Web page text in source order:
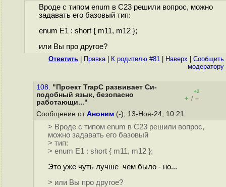
Вроде с типом enum в C23 решили вопрос, можно
задавать его базовый тип:
enum E1 : short { m11, m12 };
или Вы про другое?
Ответить Правка| К родителю #81 Наверх
Cообщить
модератору
108. "Проект TrapC развивает Си-
подобный язык, безопасно
работающи..."
+2
+ / –
Сообщение от Аноним (-), 13-Ноя-24, 10:21
> Вроде с типом enum в C23 решили вопрос,
можно задавать его базовый
> тип:
> enum E1 : short { m11, m12 };
Это уже чуть лучше чем было - но...
> или Вы про другое?